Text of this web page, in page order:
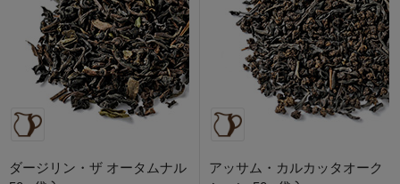
ダージリン・ザ オータムナル
アッサム・カルカッタオーク